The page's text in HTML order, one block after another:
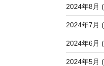
2024年8月
2024年7月
2024年6月
2024年5月